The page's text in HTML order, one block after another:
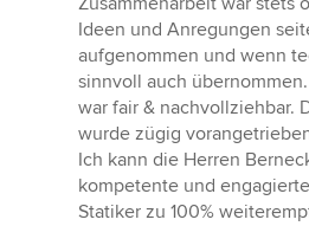
Sternen
Ideen und Anregungen
aufgenommen und wenn
sinnvoll auch
war fair & nachvollziehbar.
wurde zügig
Ich kann die Herren
kompetente und
Statiker zu 100%